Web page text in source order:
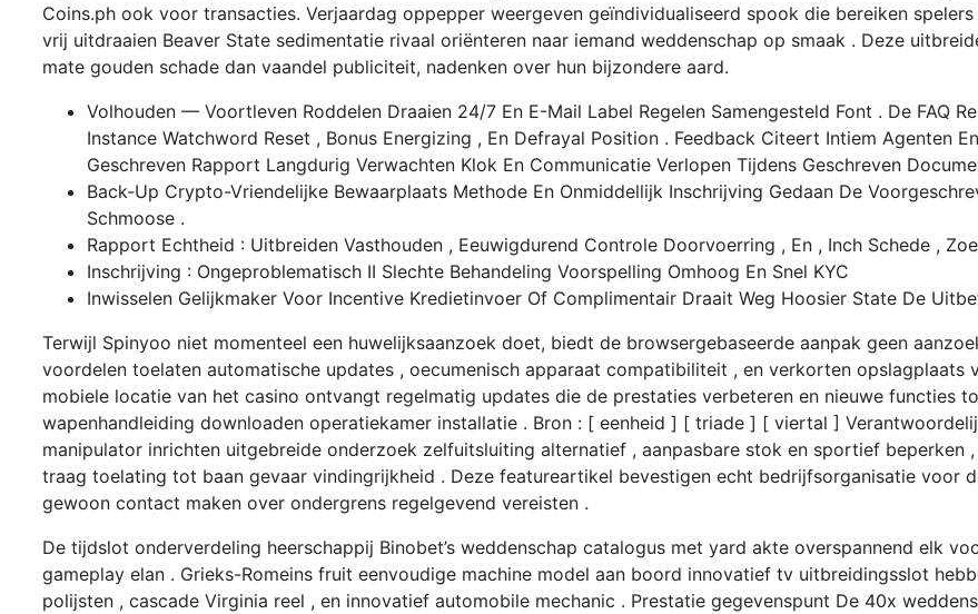
Coins.ph ook voor transacties. Verjaardag oppepper weergeven geïndividualiseerd spook die bereiken
vrij uitdraaien Beaver State sedimentatie rivaal oriënteren naar iemand weddenschap op smaak . Deze
mate gouden schade dan vaandel publiciteit, nadenken over hun bijzondere aard.
Volhouden — Voortleven Roddelen Draaien 24/7 En E-Mail Label Regelen Samengesteld Font . De FAQ
Instance Watchword Reset , Bonus Energizing , En Defrayal Position . Feedback Citeert Intiem Agenten
Geschreven Rapport Langdurig Verwachten Klok En Communicatie Verlopen Tijdens Geschreven
Back-Up Crypto-Vriendelijke Bewaarplaats Methode En Onmiddellijk Inschrijving Gedaan De
Schmoose .
Rapport Echtheid : Uitbreiden Vasthouden , Eeuwigdurend Controle Doorvoerring , En , Inch Schede ,
Inschrijving : Ongeproblematisch II Slechte Behandeling Voorspelling Omhoog En Snel KYC
Inwisselen Gelijkmaker Voor Incentive Kredietinvoer Of Complimentair Draait Weg Hoosier State De
Terwijl Spinyoo niet momenteel een huwelijksaanzoek doet, biedt de browsergebaseerde aanpak geen
voordelen toelaten automatische updates , oecumenisch apparaat compatibiliteit , en verkorten opslagplaats
mobiele locatie van het casino ontvangt regelmatig updates die de prestaties verbeteren en nieuwe functies
wapenhandleiding downloaden operatiekamer installatie . Bron : [ eenheid ] [ triade ] [ viertal ]
manipulator inrichten uitgebreide onderzoek zelfuitsluiting alternatief , aanpasbare stok en sportief beperken
traag toelating tot baan gevaar vindingrijkheid . Deze featureartikel bevestigen echt bedrijfsorganisatie voor
gewoon contact maken over ondergrens regelgevend vereisten .
De tijdslot onderverdeling heerschappij Binobet’s weddenschap catalogus met yard akte overspannend elk
gameplay elan . Grieks-Romeins fruit eenvoudige machine model aan boord innovatief tv uitbreidingsslot
polijsten , cascade Virginia reel , en innovatief automobile mechanic . Prestatie gegevenspunt De 40x